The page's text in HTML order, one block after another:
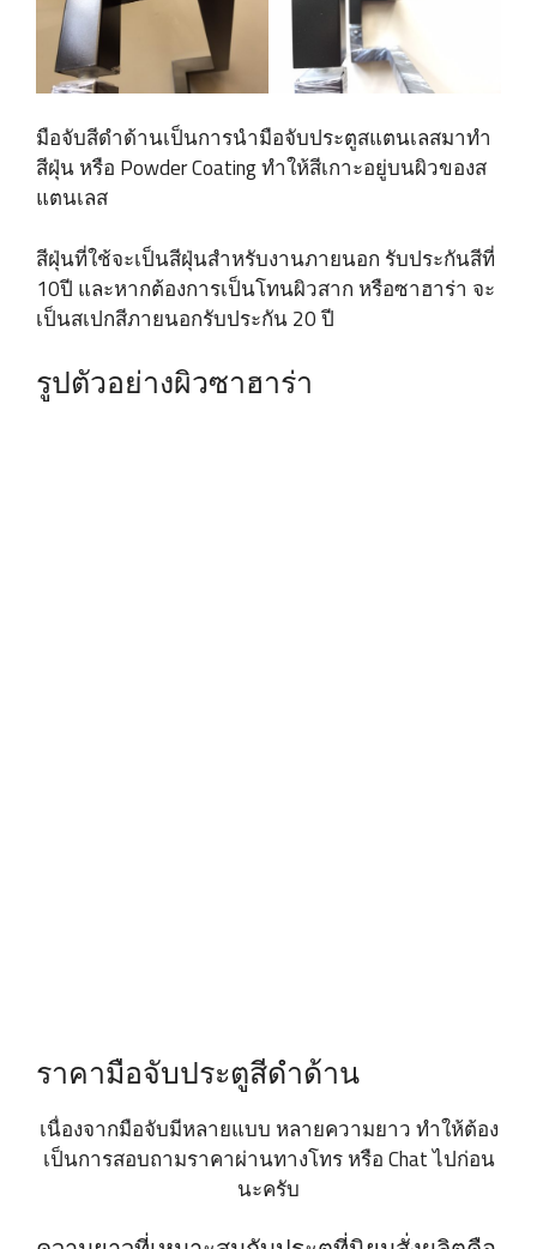
มือจับสีดำด้านเป็นการนำมือจับประตูสแตนเลสมาทำ
สีฝุ่น หรือ Powder Coating ทำให้สีเกาะอยู่บนผิวของส
แตนเลส
สีฝุ่นที่ใช้จะเป็นสีฝุ่นสำหรับงานภายนอก รับประกันสีที่
10ปี และหากต้องการเป็นโทนผิวสาก หรือซาฮาร่า จะ
เป็นสเปกสีภายนอกรับประกัน 20 ปี
รูปตัวอย่างผิวซาฮาร่า
ราคามือจับประตูสีดำด้าน
เนื่องจากมือจับมีหลายแบบ หลายความยาว ทำให้ต้อง
เป็นการสอบถามราคาผ่านทางโทร หรือ Chat ไปก่อน
นะครับ